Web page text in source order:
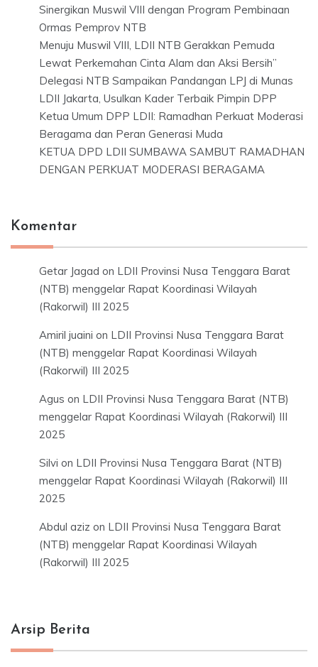
Sinergikan Muswil VIII dengan Program Pembinaan
Ormas Pemprov NTB
Menuju Muswil VIII, LDII NTB Gerakkan Pemuda
Lewat Perkemahan Cinta Alam dan Aksi Bersih”
Delegasi NTB Sampaikan Pandangan LPJ di Munas
LDII Jakarta, Usulkan Kader Terbaik Pimpin DPP
Ketua Umum DPP LDII: Ramadhan Perkuat Moderasi
Beragama dan Peran Generasi Muda
KETUA DPD LDII SUMBAWA SAMBUT RAMADHAN
DENGAN PERKUAT MODERASI BERAGAMA
Komentar
Getar Jagad on LDII Provinsi Nusa Tenggara Barat
(NTB) menggelar Rapat Koordinasi Wilayah
(Rakorwil) III 2025
Amiril juaini on LDII Provinsi Nusa Tenggara Barat
(NTB) menggelar Rapat Koordinasi Wilayah
(Rakorwil) III 2025
Agus on LDII Provinsi Nusa Tenggara Barat (NTB)
menggelar Rapat Koordinasi Wilayah (Rakorwil) III
2025
Silvi on LDII Provinsi Nusa Tenggara Barat (NTB)
menggelar Rapat Koordinasi Wilayah (Rakorwil) III
2025
Abdul aziz on LDII Provinsi Nusa Tenggara Barat
(NTB) menggelar Rapat Koordinasi Wilayah
(Rakorwil) III 2025
Arsip Berita